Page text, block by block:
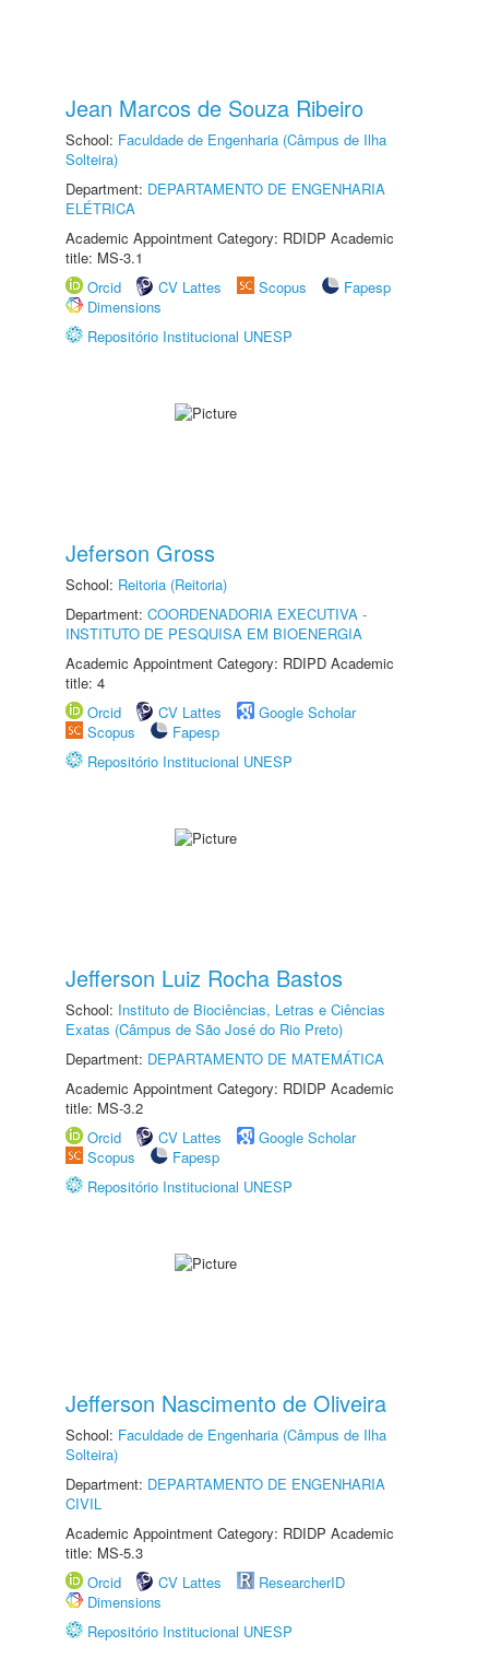
Jean Marcos de Souza Ribeiro
School: Faculdade de Engenharia (Câmpus de Ilha
Solteira)
Department: DEPARTAMENTO DE ENGENHARIA
ELÉTRICA
Academic Appointment Category: RDIDP Academic
title: MS-3.1
Orcid
CV Lattes Scopus
Fapesp
Dimensions
Repositório Institucional UNESP
Jeferson Gross
School: Reitoria (Reitoria)
Department: COORDENADORIA EXECUTIVA -
INSTITUTO DE PESQUISA EM BIOENERGIA
Academic Appointment Category: RDIPD Academic
title: 4
Orcid
CV Lattes
Google Scholar
Scopus
Fapesp
Repositório Institucional UNESP
Jefferson Luiz Rocha Bastos
School: Instituto de Biociências, Letras e Ciências
Exatas (Câmpus de São José do Rio Preto)
Department: DEPARTAMENTO DE MATEMÁTICA
Academic Appointment Category: RDIDP Academic
title: MS-3.2
Orcid
CV Lattes
Google Scholar
Scopus
Fapesp
Repositório Institucional UNESP
Jefferson Nascimento de Oliveira
School: Faculdade de Engenharia (Câmpus de Ilha
Solteira)
Department: DEPARTAMENTO DE ENGENHARIA
CIVIL
Academic Appointment Category: RDIDP Academic
title: MS-5.3
Orcid
CV Lattes
ResearcherID
Dimensions
Repositório Institucional UNESP